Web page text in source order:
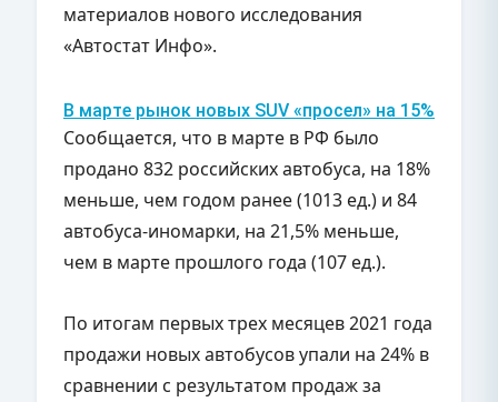
материалов нового исследования
«Автостат Инфо».
В марте рынок новых SUV «просел» на 15%
Сообщается, что в марте в РФ было
продано 832 российских автобуса, на 18%
меньше, чем годом ранее (1013 ед.) и 84
автобуса-иномарки, на 21,5% меньше,
чем в марте прошлого года (107 ед.).
По итогам первых трех месяцев 2021 года
продажи новых автобусов упали на 24% в
сравнении с результатом продаж за